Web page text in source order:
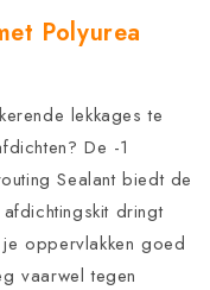
Polyurea
lekkages te
De -1
Sealant biedt de
dringt
oppervlakken goed
vaarwel tegen